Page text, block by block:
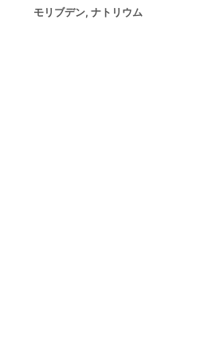
モリブデン, ナトリウム